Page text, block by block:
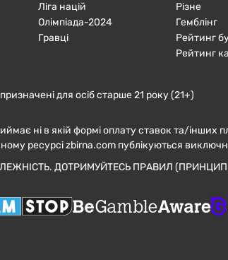
Ліга націй
Олімпіада-2024
Гравці
Різне
Гемблінг
Рейтинг
Рейтинг
для осіб старше 21 року (21+)
ні в якій формі оплату ставок та/інших
ресурсі zbirna.com публікуються
ДОТРИМУЙТЕСЬ ПРАВИЛ